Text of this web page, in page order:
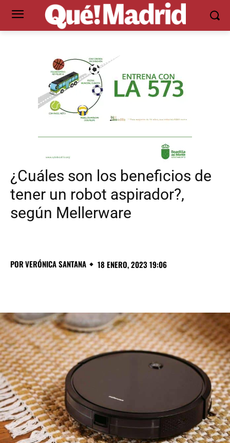
¿Cuáles son los beneficios de
tener un robot aspirador?,
según Mellerware
PORVERÓNICA SANTANA 18 ENERO, 2023 19:06